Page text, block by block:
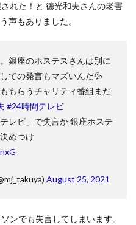
れた！と 徳光和夫さんの老害
声もありました。
銀座のホステスさんは別に
ての発言もマズいんだ💦
もらうチャリティ番組まだ
#24時間テレビ
レビ」で失言か 銀座ホステ
めつけ
August 25, 2021
ンでも失言してしまいます。